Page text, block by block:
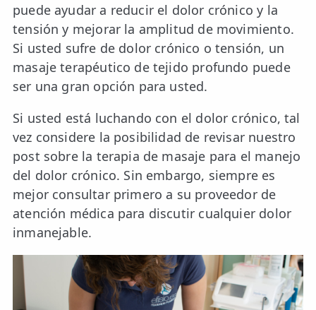
puede ayudar a reducir el dolor crónico y la
tensión y mejorar la amplitud de movimiento.
Si usted sufre de dolor crónico o tensión, un
masaje terapéutico de tejido profundo puede
ser una gran opción para usted.
Si usted está luchando con el dolor crónico, tal
vez considere la posibilidad de revisar nuestro
post sobre la terapia de masaje para el manejo
del dolor crónico. Sin embargo, siempre es
mejor consultar primero a su proveedor de
atención médica para discutir cualquier dolor
inmanejable.